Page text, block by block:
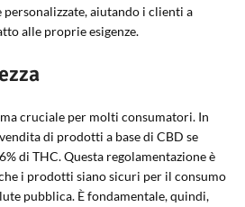
aiutando i clienti a
alle proprie esigenze.
cruciale per molti consumatori. In
di prodotti a base di CBD se
di THC. Questa regolamentazione è
i prodotti siano sicuri per il consumo
pubblica. È fondamentale, quindi,